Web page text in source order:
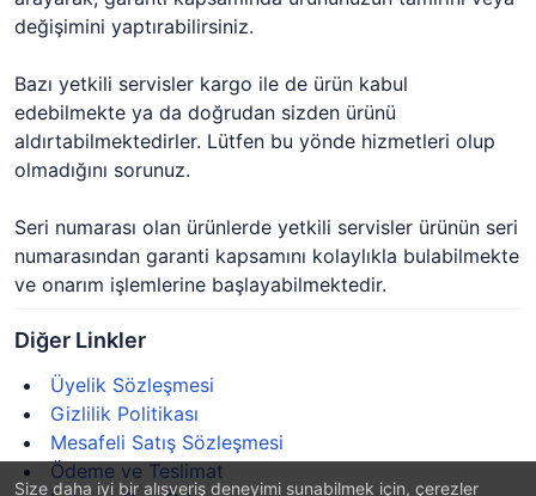
Size daha iyi bir alışveriş deneyimi sunabilmek için, çerezler
değişimini yaptırabilirsiniz.
Bazı yetkili servisler kargo ile de ürün kabul
edebilmekte ya da doğrudan sizden ürünü
aldırtabilmektedirler. Lütfen bu yönde hizmetleri olup
olmadığını sorunuz.
Seri numarası olan ürünlerde yetkili servisler ürünün seri
numarasından garanti kapsamını kolaylıkla bulabilmekte
ve onarım işlemlerine başlayabilmektedir.
Diğer Linkler
Üyelik Sözleşmesi
Gizlilik Politikası
Mesafeli Satış Sözleşmesi
Ödeme ve Teslimat